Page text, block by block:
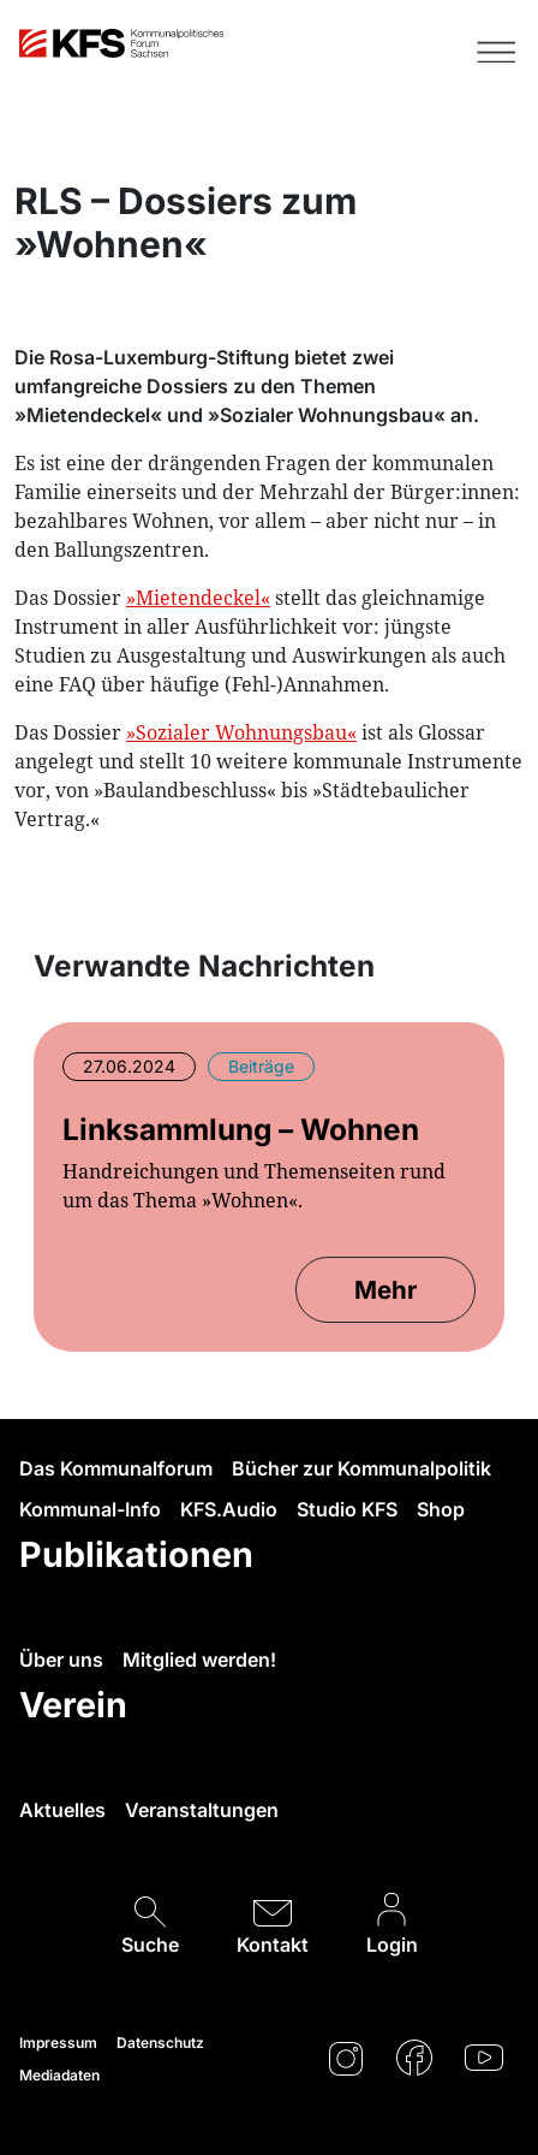
RLS – Dossiers zum
»Wohnen«
Die Rosa-Luxemburg-Stiftung bietet zwei
umfangreiche Dossiers zu den Themen
»Mietendeckel« und »Sozialer Wohnungsbau« an.
Es ist eine der drängenden Fragen der kommunalen
Familie einerseits und der Mehrzahl der Bürger:innen:
bezahlbares Wohnen, vor allem – aber nicht nur – in
den Ballungszentren.
Das Dossier »Mietendeckel« stellt das gleichnamige
Instrument in aller Ausführlichkeit vor: jüngste
Studien zu Ausgestaltung und Auswirkungen als auch
eine FAQ über häufige (Fehl-)Annahmen.
Das Dossier »Sozialer Wohnungsbau« ist als Glossar
angelegt und stellt 10 weitere kommunale Instrumente
vor, von »Baulandbeschluss« bis »Städtebaulicher
Vertrag.«
Verwandte Nachrichten
27.06.2024 Beiträge
Linksammlung – Wohnen
Handreichungen und Themenseiten rund
um das Thema »Wohnen«.
Mehr
Das Kommunalforum
Bücher zur Kommunalpolitik
Kommunal-Info
KFS.Audio Studio KFS Shop
Publikationen
Über uns Mitglied werden!
Verein
Aktuelles Veranstaltungen
Suche Kontakt Login
Impressum
Datenschutz
Mediadaten